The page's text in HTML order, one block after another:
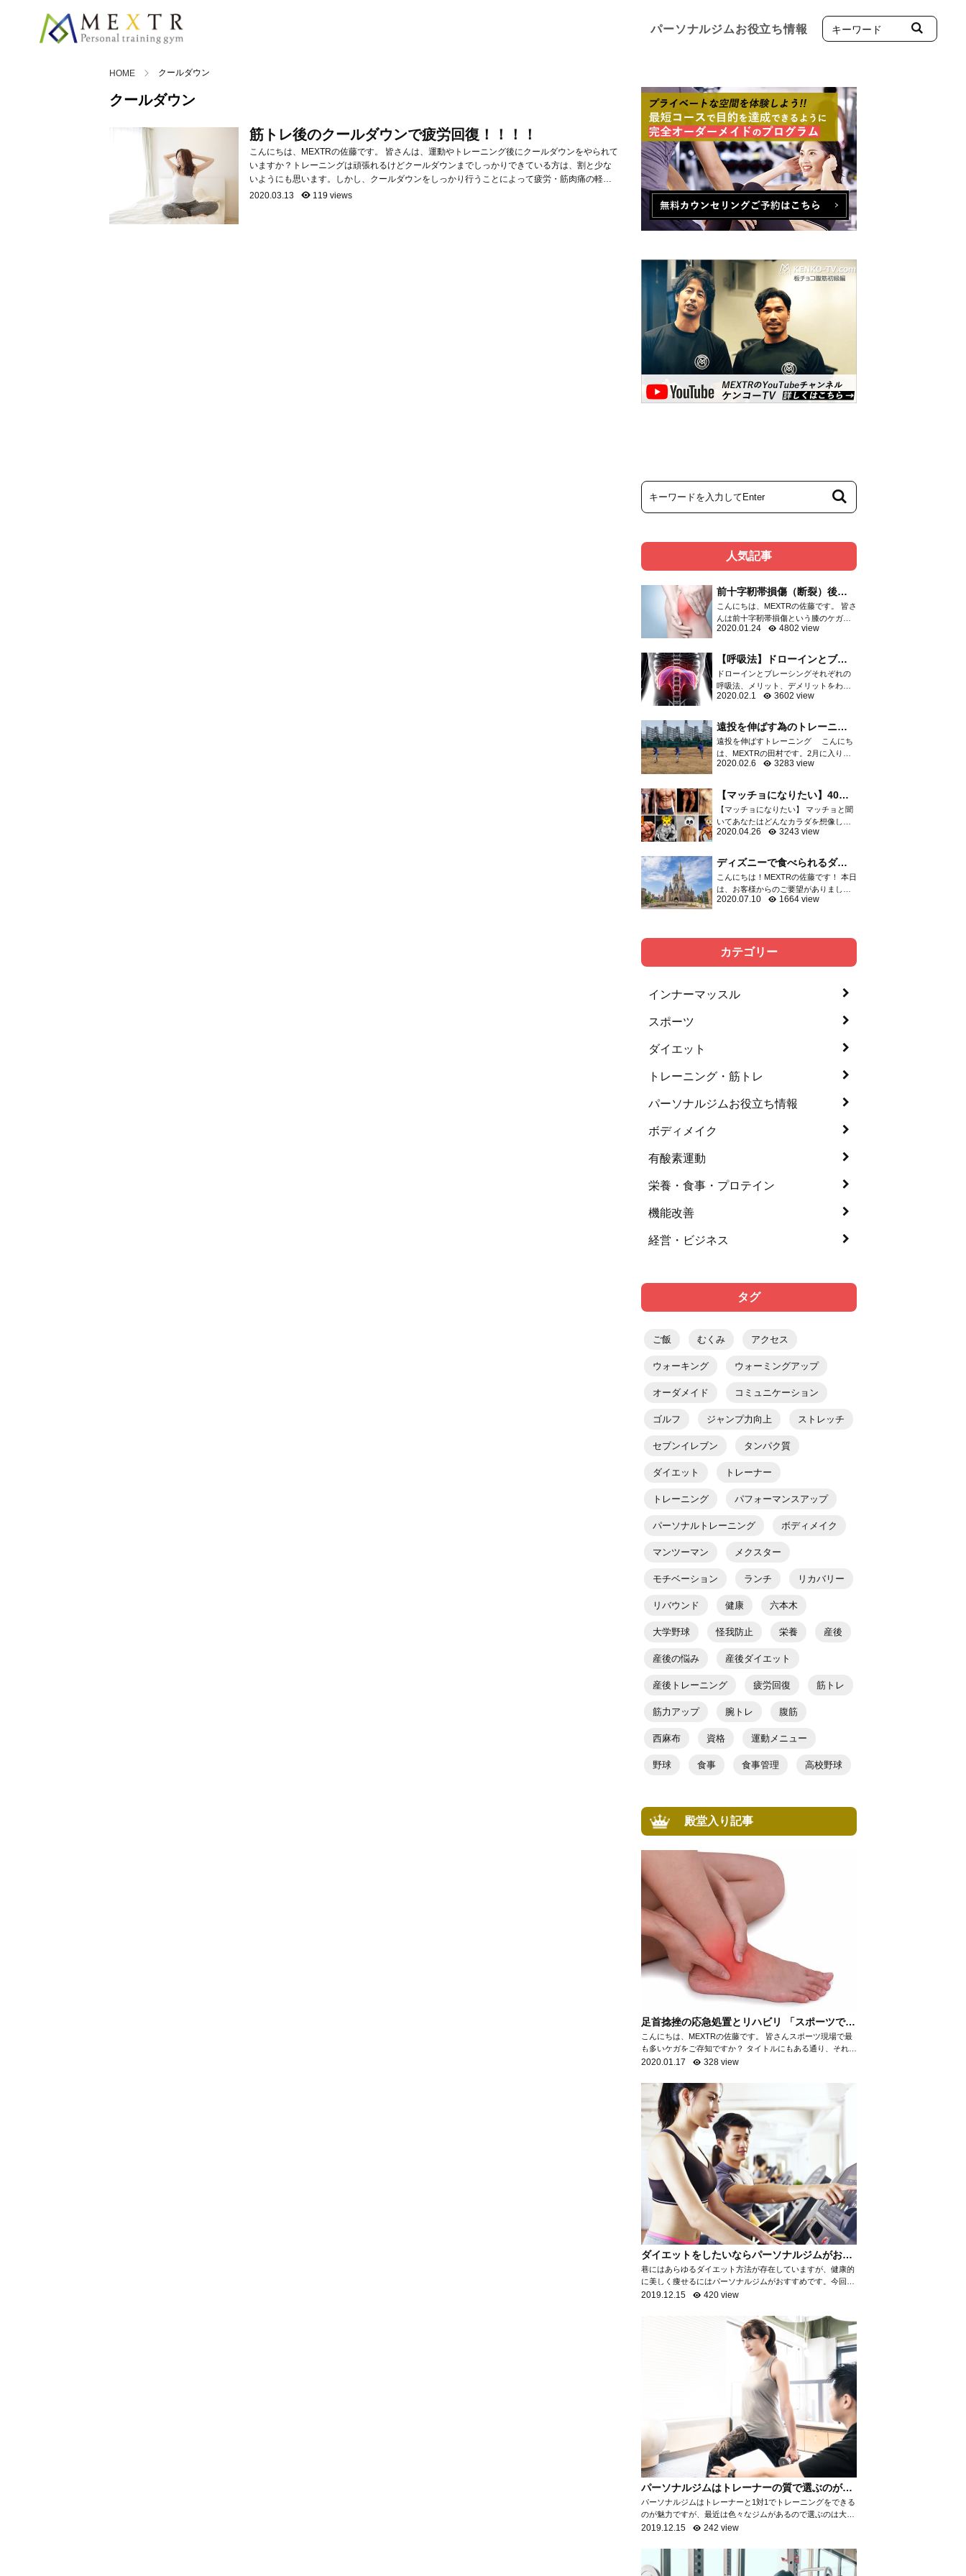
パーソナルジムお役立ち情報
HOME クールダウン
クールダウン
筋トレ後のクールダウンで疲労回復！！！！
こんにちは、MEXTRの佐藤です。 皆さんは、運動やトレーニング後にクールダウンをやられて
いますか？トレーニングは頑張れるけどクールダウンまでしっかりできている方は、割と少な
いようにも思います。しかし、クールダウンをしっかり行うことによって疲労・筋肉痛の軽減
につながり、翌日もすっきりと朝を迎えることができます。 今回はクールダウンをわかりやす
2020.03.13 119 views
人気記事
前十字靭帯損傷（断裂）後の
リハビリメニュー
こんにちは、MEXTRの佐藤です。 皆さ
んは前十字靭帯損傷という膝のケガを
ご存知ですか？ 膝関節のケガは頻度の
軟骨など膝関節を構成する重要な組織
が損傷し、スポーツ...
2020.01.24 4802 view
【呼吸法】ドローインとブレ
ーシングはどっちがいい
の？？
ドローインとブレーシングそれぞれの
呼吸法、メリット、デメリットをわか
りやすくご紹介 呼吸の方法としてよく
グ」運動指導者の中でも二極化して...
2020.02.1 3602 view
遠投を伸ばす為のトレーニン
グ
遠投を伸ばすトレーニング こんにち
は、MEXTRの田村です。2月に入りプ
ロ野球はキャンプインしましたね。選
今年も始まったなと感じてます。 突然
ですが、野球の...
2020.02.6 3283 view
【マッチョになりたい】40代
からでも遅くないマッチョに
なる方法
【マッチョになりたい】 マッチョと聞
いてあなたはどんなカラダを想像しま
すか？ 細マッチョ？マッチョ？ゴリマ
ようなゴリマッチョを想像するでしょ
う。 そしてトレ...
2020.04.26 3243 view
ディズニーで食べられるダイ
エット飯をご紹介！！
こんにちは！MEXTRの佐藤です！ 本日
は、お客様からのご要望がありました
ので、ディズニーで食べられるダイエ
がディズニーでのダ...
2020.07.10 1664 view
カテゴリー
インナーマッスル
スポーツ
ダイエット
トレーニング・筋トレ
パーソナルジムお役立ち情報
ボディメイク
有酸素運動
栄養・食事・プロテイン
機能改善
経営・ビジネス
タグ
ご飯 むくみ アクセス
ウォーキング ウォーミングアップ
オーダメイド コミュニケーション
ゴルフ ジャンプ力向上 ストレッチ
セブンイレブン タンパク質
ダイエット トレーナー
トレーニング パフォーマンスアップ
パーソナルトレーニング ボディメイク
マンツーマン メクスター
モチベーション ランチ リカバリー
リバウンド 健康 六本木
大学野球 怪我防止 栄養 産後
産後の悩み 産後ダイエット
産後トレーニング 疲労回復 筋トレ
筋力アップ 腕トレ 腹筋
西麻布 資格 運動メニュー
野球 食事 食事管理 高校野球
殿堂入り記事
足首捻挫の応急処置とリハビリ 「スポーツで最
も多いケガ」
こんにちは、MEXTRの佐藤です。 皆さんスポーツ現場で最
も多いケガをご存知ですか？ タイトルにもある通り、それが
「足首の捻挫」です。 「足首の捻挫」は、スポーツ現場だけ
2020.01.17 328 view
ダイエットをしたいならパーソナルジムがおす
すめ！
巷にはあらゆるダイエット方法が存在していますが、健康的
に美しく痩せるにはパーソナルジムがおすすめです。今回
は、なぜパーソナルジムがダイエットに最適なのかを項目ご
2019.12.15 420 view
パーソナルジムはトレーナーの質で選ぶのがお
すすめ！
パーソナルジムはトレーナーと1対1でトレーニングをできる
のが魅力ですが、最近は色々なジムがあるので選ぶのは大変
ですよね。パーソナルジムで満足ができるところを選ぶため
2019.12.15 242 view